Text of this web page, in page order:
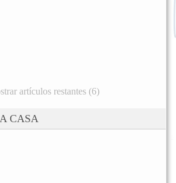
artículos restantes (6)
CASA